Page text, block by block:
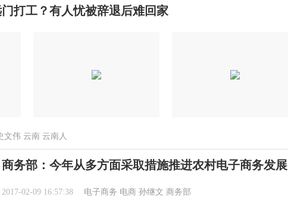
打工？有人忧被辞退后难回家
文伟 云南 云南人
商务部：今年从多方面采取措施推进农村电子商务发展
2017-02-09 16:57:38 电子商务 电商 孙继文 商务部